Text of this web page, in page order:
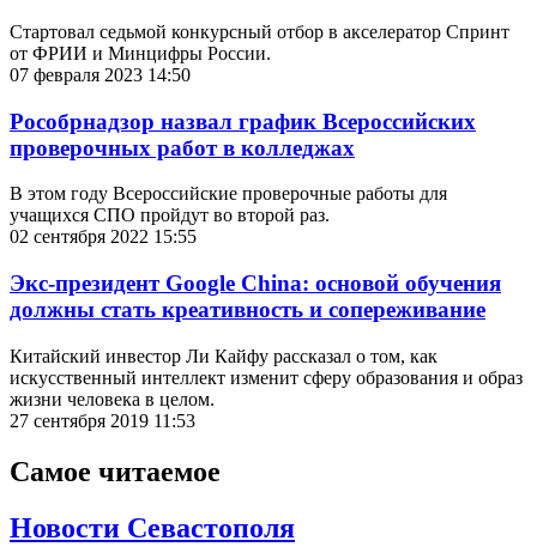
Стартовал седьмой конкурсный отбор в акселератор Спринт
от ФРИИ и Минцифры России.
07 февраля 2023 14:50
Рособрнадзор назвал график Всероссийских
проверочных работ в колледжах
В этом году Всероссийские проверочные работы для
учащихся СПО пройдут во второй раз.
02 сентября 2022 15:55
Экс-президент Google China: основой обучения
должны стать креативность и сопереживание
Китайский инвестор Ли Кайфу рассказал о том, как
искусственный интеллект изменит сферу образования и образ
жизни человека в целом.
27 сентября 2019 11:53
Самое читаемое
Новости Севастополя